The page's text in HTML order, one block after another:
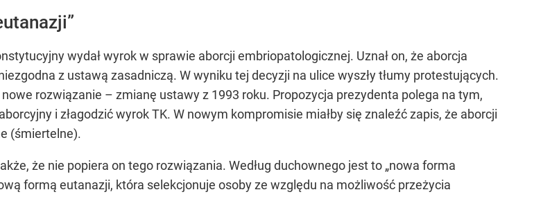
wydał wyrok w sprawie aborcji embriopatologicznej. Uznał on, że aborcja
z ustawą zasadniczą. W wyniku tej decyzji na ulice wyszły tłumy protestujących.
nowe rozwiązanie – zmianę ustawy z 1993 roku. Propozycja prezydenta polega na tym,
i złagodzić wyrok TK. W nowym kompromisie miałby się znaleźć zapis, że aborcji
(śmiertelne).
że nie popiera on tego rozwiązania. Według duchownego jest to „nowa forma
formą eutanazji, która selekcjonuje osoby ze względu na możliwość przeżycia